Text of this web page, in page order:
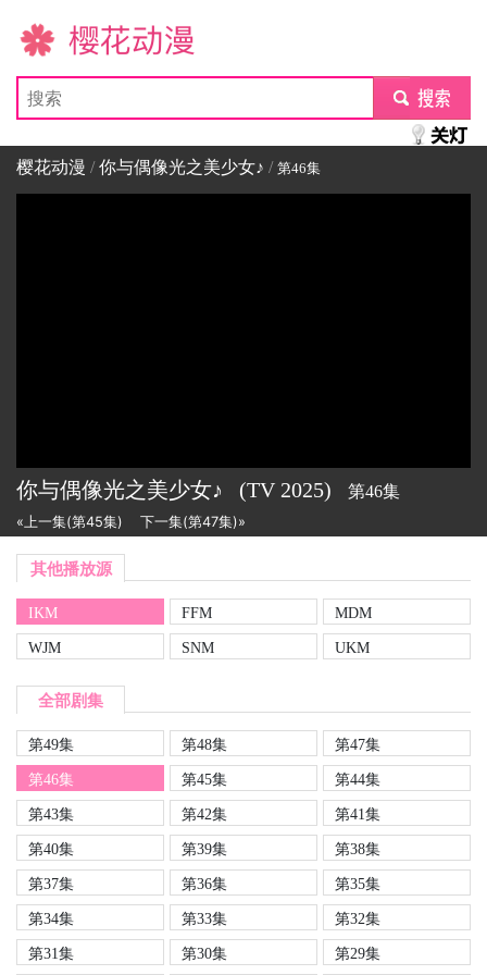
樱花动漫
submit
樱花动漫 /你与偶像光之美少女♪ / 第46集
你与偶像光之美少女♪ (TV 2025) 第46集
«上一集(第45集) 下一集(第47集)»
其他播放源
IKM FFM
MDM
WJM
SNM UKM
全部剧集
第49集 第48集
第47集
第46集
第45集
第44集
第43集
第42集
第41集
第40集
第39集
第38集
第37集
第36集
第35集
第34集
第33集
第32集
第31集
第30集 第29集